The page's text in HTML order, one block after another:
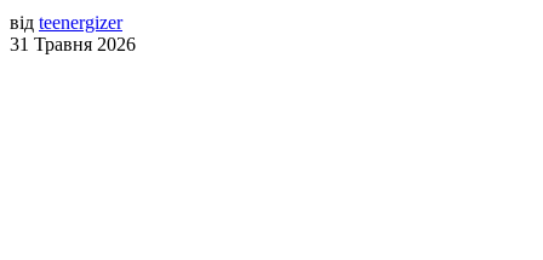
від teenergizer
31 Травня 2026